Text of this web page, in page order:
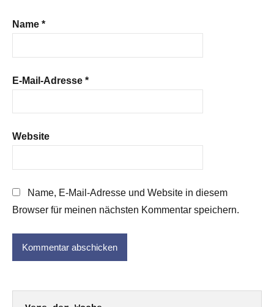
Name *
E-Mail-Adresse *
Website
Name, E-Mail-Adresse und Website in diesem
Browser für meinen nächsten Kommentar speichern.